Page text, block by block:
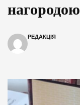
нагородою
РЕДАКЦІЯ